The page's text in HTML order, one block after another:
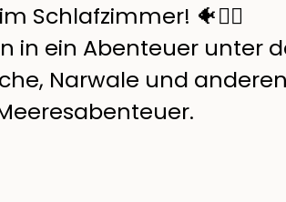
Schlafzimmer! 🐠🧜‍♀️
in ein Abenteuer unter
Narwale und